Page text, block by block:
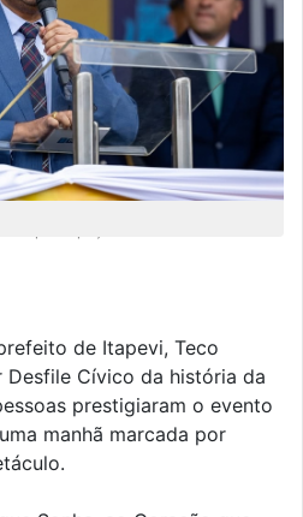
de Itapevi, Teco
Desfile Cívico da história da
prestigiaram o evento
manhã marcada por